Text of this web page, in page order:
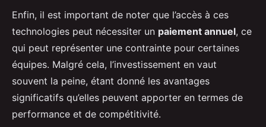
Enfin, il est important de noter que l’accès à ces
technologies peut nécessiter un paiement annuel, ce
qui peut représenter une contrainte pour certaines
équipes. Malgré cela, l’investissement en vaut
souvent la peine, étant donné les avantages
significatifs qu’elles peuvent apporter en termes de
performance et de compétitivité.